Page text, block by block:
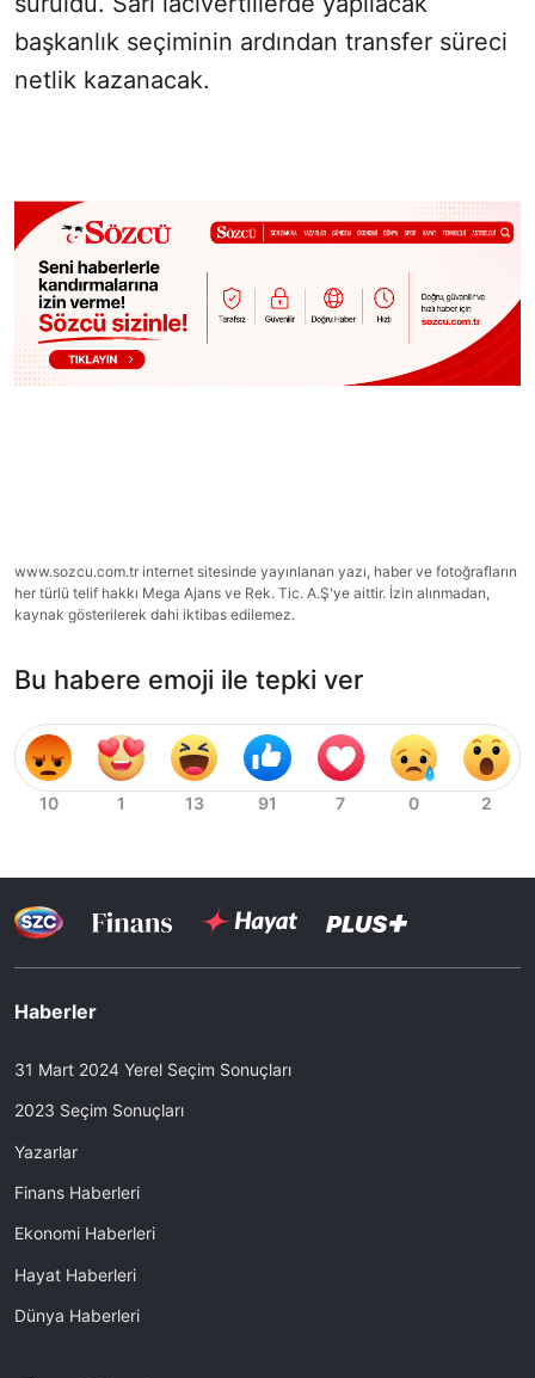
başkanlık seçiminin ardından transfer süreci
netlik kazanacak.
www.sozcu.com.tr internet sitesinde yayınlanan yazı, haber ve fotoğrafların
her türlü telif hakkı Mega Ajans ve Rek. Tic. A.Ş'ye aittir. İzin alınmadan,
kaynak gösterilerek dahi iktibas edilemez.
Bu habere emoji ile tepki ver
Haberler
31 Mart 2024 Yerel Seçim Sonuçları
2023 Seçim Sonuçları
Yazarlar
Finans Haberleri
Ekonomi Haberleri
Hayat Haberleri
Dünya Haberleri